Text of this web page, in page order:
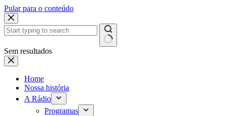
Pular para o conteúdo
Sem resultados
Home
Nossa história
A Rádio
Programas